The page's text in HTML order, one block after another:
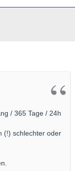
/ 365 Tage / 24h
(!) schlechter oder